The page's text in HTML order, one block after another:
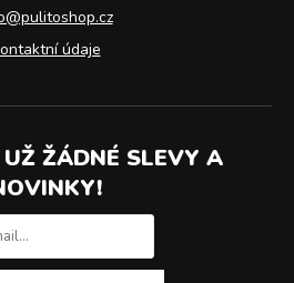
údaje
UŽ ŽÁDNÉ SLEVY A